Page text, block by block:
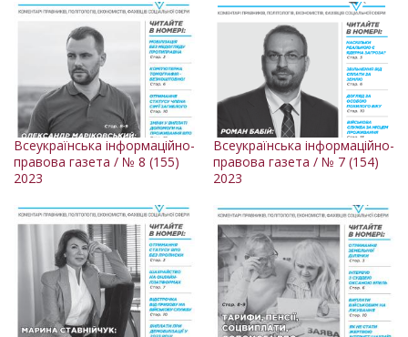
Всеукраїнська інформаційно-
правова газета / № 8 (155)
2023
Всеукраїнська інформаційно-
правова газета / № 7 (154)
2023